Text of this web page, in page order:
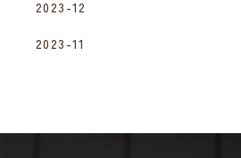
2023-12
2023-11